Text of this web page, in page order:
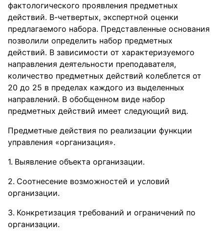
фактологического проявления предметных
действий. В-четвертых, экспертной оценки
предлагаемого набора. Представленные основания
позволили определить набор предметных
действий. В зависимости от характеризуемого
направления деятельности преподавателя,
количество предметных действий колеблется от
20 до 25 в пределах каждого из выделенных
направлений. В обобщенном виде набор
предметных действий имеет следующий вид.
Предметные действия по реализации функции
управления «организация».
Выявление объекта организации.
Соотнесение возможностей и условий
организации.
Конкретизация требований и ограничений по
организации.